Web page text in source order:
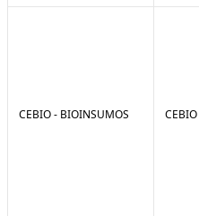
CEBIO - BIOINSUMOS CEBIO